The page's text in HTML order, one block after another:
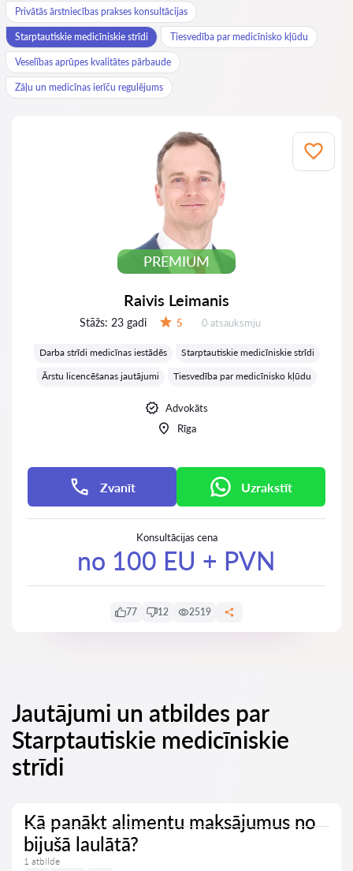
Privātās ārstniecības prakses konsultācijas
Starptautiskie medicīniskie strīdi Tiesvedība par medicīnisko kļūdu
Veselības aprūpes kvalitātes pārbaude
Zāļu un medicīnas ierīču regulējums
PREMIUM
Raivis Leimanis
Stāžs: 23 gadi 5 Atsauksmes:
0 atsauksmju
Darba strīdi medicīnas iestādēs
Starptautiskie medicīniskie strīdi
Ārstu licencēšanas jautājumi
Tiesvedība par medicīnisko kļūdu
Advokāts
Rīga
Zvanīt Uzrakstīt
Konsultācijas cena
no 100 EU + PVN
77 12 2519
Jautājumi un atbildes par
Starptautiskie medicīniskie
strīdi
Kā panākt alimentu maksājumus no
bijušā laulātā?
1 atbilde